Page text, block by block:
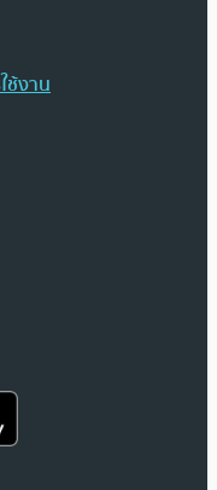
ช้งาน